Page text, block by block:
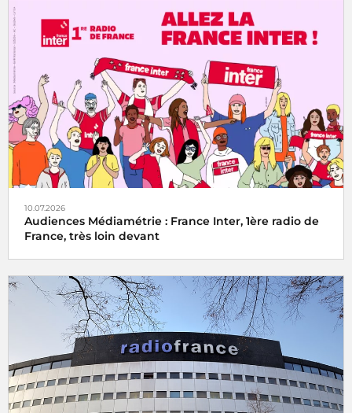
10.07.2026
Audiences Médiamétrie : France Inter, 1ère radio de
France, très loin devant